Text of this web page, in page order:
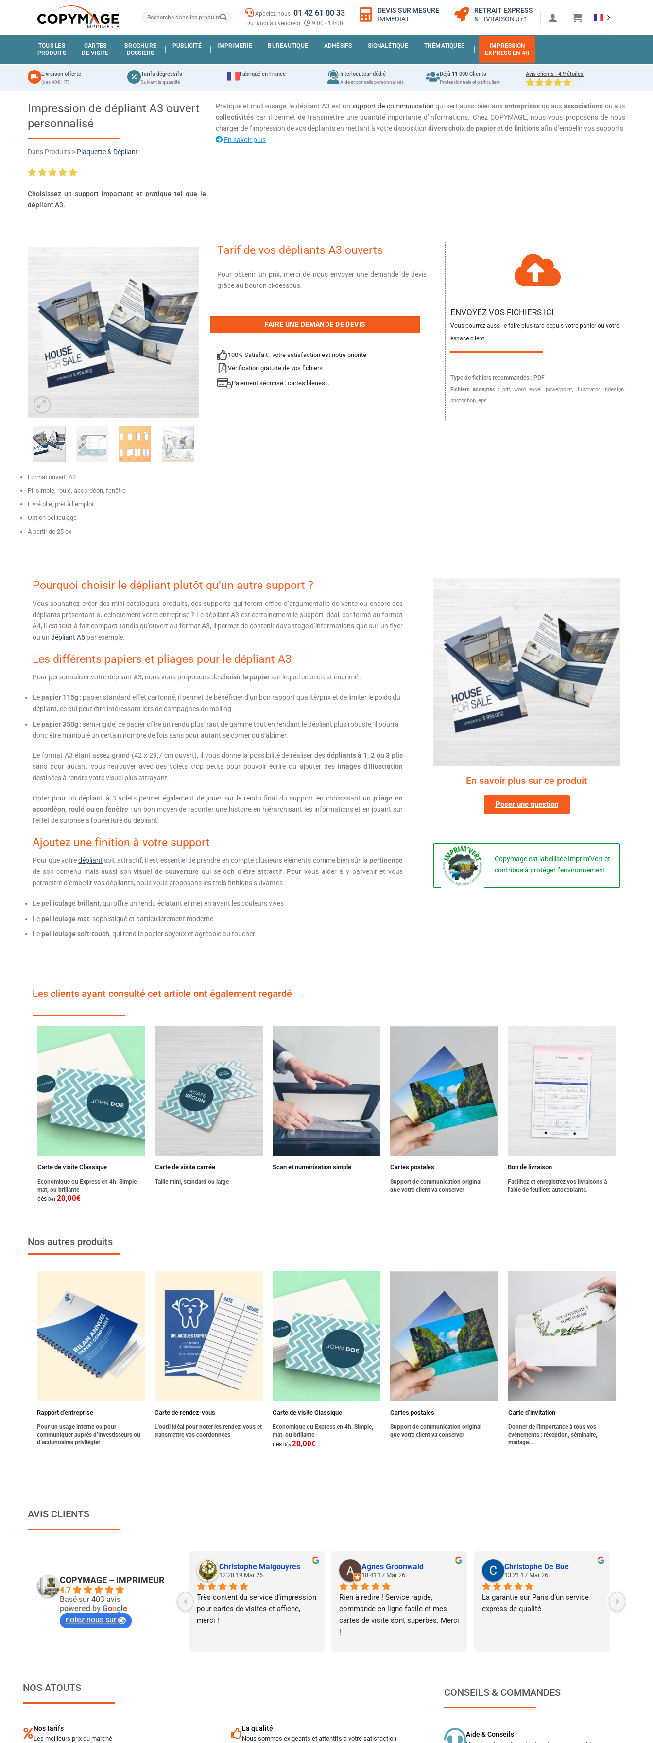
Appelez nous 01 42 61 00 33
Du lundi au vendredi 9:00 - 18:00
DEVIS SUR MESURE
IMMEDIAT
RETRAIT EXPRESS
& LIVRAISON J+1
TOUS LES
PRODUITS
CARTES
DE VISITE
BROCHURE
DOSSIERS
PUBLICITÉ IMPRIMERIE BUREAUTIQUE ADHÉSIFS SIGNALÉTIQUE THÉMATIQUES
IMPRESSION
EXPRESS EN 4H
Livraison offerte
(dès 40€ HT)
Tarifs dégressifs
Suivant la quantité
Fabriqué en France Interlocuteur dédié
Aide et conseils personnalisés
Déjà 11 000 Clients
Professionnels et particuliers
Avis clients : 4.9 étoiles
Impression de dépliant A3 ouvert
personnalisé
Dans Produits > Plaquette & Dépliant
Choisissez un support impactant et pratique tel que le
dépliant A3.
Pratique et multi-usage, le dépliant A3 est un support de communication qui sert aussi bien auxentreprises qu’auxassociations ou aux
collectivités car il permet de transmettre une quantité importante d’informations. Chez COPYMAGE, nous vous proposons de nous
charger de l’impression de vos dépliants en mettant à votre disposition divers choix de papier et de finitionsafin d’embellir vos supports
En savoir plus
Format ouvert: A3
Pli simple, roulé, accordéon, fenêtre
Livré plié, prêt à l’emploi
Option pelliculage
À partir de 25 ex
Tarif de vos dépliants A3 ouverts
Pour obtenir un prix, merci de nous envoyer une demande de devis
grâce au bouton ci-dessous.
FAIRE UNE DEMANDE DE DEVIS
100% Satisfait : votre satisfaction est notre priorité
Vérification gratuite de vos fichiers
Paiement sécurisé : cartes bleues...
ENVOYEZ VOS FICHIERS ICI
Vous pourrez aussi le faire plus tard depuis votre panier ou votre
espace client
Type de fichiers recommandés : PDF
Fichiers acceptés : pdf, word, excel, powerpoint, illustrator, indesign,
photoshop, eps
Pourquoi choisir le dépliant plutôt qu’un autre support ?
Vous souhaitez créer des mini catalogues produits, des supports qui feront office d’argumentaire de vente ou encore des
dépliants présentant succinctement votre entreprise ? Le dépliant A3 est certainement le support idéal, car fermé au format
A4, il est tout à fait compact tandis qu’ouvert au format A3, il permet de contenir davantage d’informations que sur un flyer
ou un dépliant A5 par exemple.
Les différents papiers et pliages pour le dépliant A3
Pour personnaliser votre dépliant A3, nous vous proposons dechoisir le papier sur lequel celui-ci est imprimé :
Lepapier 115g : papier standard effet cartonné, il permet de bénéficier d’un bon rapport qualité/prix et de limiter le poids du
dépliant, ce qui peut être intéressant lors de campagnes de mailing.
Lepapier 350g : semi-rigide, ce papier offre un rendu plus haut de gamme tout en rendant le dépliant plus robuste, il pourra
donc être manipulé un certain nombre de fois sans pour autant se corner ou s’abîmer.
Le format A3 étant assez grand (42 x 29,7 cm ouvert), il vous donne la possibilité de réaliser des dépliants à 1, 2 ou 3 plis
sans pour autant vous retrouver avec des volets trop petits pour pouvoir écrire ou ajouter des images d’illustration
destinées à rendre votre visuel plus attrayant.
Opter pour un dépliant à 3 volets permet également de jouer sur le rendu final du support en choisissant un pliage en
accordéon, roulé ou en fenêtre : un bon moyen de raconter une histoire en hiérarchisant les informations et en jouant sur
l’effet de surprise à l’ouverture du dépliant.
Ajoutez une finition à votre support
Pour que votredépliant soit attractif, il est essentiel de prendre en compte plusieurs éléments comme bien sûr la pertinence
de son contenu mais aussi son visuel de couverture qui se doit d’être attractif. Pour vous aider à y parvenir et vous
permettre d’embellir vos dépliants, nous vous proposons les trois finitions suivantes :
Lepelliculage brillant, qui offre un rendu éclatant et met en avant les couleurs vives
Lepelliculage mat, sophistiqué et particulièrement moderne
Lepelliculage soft-touch, qui rend le papier soyeux et agréable au toucher
En savoir plus sur ce produit
Poser une question
Copymage est labellisée Imprim’Vert et
contribue à protèger l’environnement.
Les clients ayant consulté cet article ont également regardé
Carte de visite Classique
Economique ou Express en 4h. Simple,
mat, ou brillante
dès Dès20,00€
Carte de visite carrée
Taille mini, standard ou large
Scan et numérisation simple Cartes postales
Support de communication original
que votre client va conserver
Bon de livraison
Facilitez et enregistrez vos livraisons à
l'aide defeuillets autocopiants.
Nos autres produits
Rapport d’entreprise
Pour un usage interne ou pour
communiquer auprès d’investisseurs ou
d’actionnaires privilégier
Carte de rendez-vous
L'outil idéal pour noter les rendez-vous et
transmettre vos coordonnées
Carte de visite Classique
Economique ou Express en 4h. Simple,
mat, ou brillante
dès Dès20,00€
Cartes postales
Support de communication original
que votre client va conserver
Carte d’invitation
Donner de l'importance à tous vos
événements : réception, séminaire,
mariage…
AVIS CLIENTS
COPYMAGE – IMPRIMEUR
4.7
Basé sur 403 avis
powered by Goog e
notez-nous sur
Christophe Malgouyres
12:28 19 Mar 26
Très content du service d’impression
pour cartes de visites et affiche,
merci !
Agnes Groonwald
18:41 17 Mar 26
Rien à redire ! Service rapide,
commande en ligne facile et mes
cartes de visite sont superbes. Merci
!
Christophe De Bue
13:21 17 Mar 26
La garantie sur Paris d’un service
express de qualité
Super
NOS ATOUTS
Nos tarifs
Les meilleurs prix du marché
La qualité
Nous sommes exigeants et attentifs à votre satisfaction
CONSEILS & COMMANDES
Aide & Conseils